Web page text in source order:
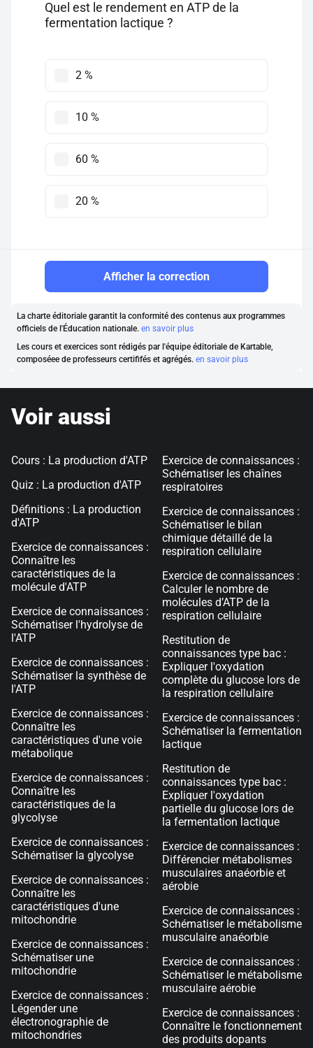
Quel est le rendement en ATP de la
fermentation lactique ?
2 %
10 %
60 %
20 %
Afficher la correction
La charte éditoriale garantit la conformité des contenus aux programmes
officiels de l'Éducation nationale. en savoir plus
Les cours et exercices sont rédigés par l'équipe éditoriale de Kartable,
composéee de professeurs certififés et agrégés. en savoir plus
Voir aussi
Cours : La production d'ATP
Quiz : La production d'ATP
Définitions : La production
d'ATP
Exercice de connaissances :
Connaître les
caractéristiques de la
molécule d'ATP
Exercice de connaissances :
Schématiser l'hydrolyse de
l'ATP
Exercice de connaissances :
Schématiser la synthèse de
l'ATP
Exercice de connaissances :
Connaître les
caractéristiques d'une voie
métabolique
Exercice de connaissances :
Connaître les
caractéristiques de la
glycolyse
Exercice de connaissances :
Schématiser la glycolyse
Exercice de connaissances :
Connaître les
caractéristiques d'une
mitochondrie
Exercice de connaissances :
Schématiser une
mitochondrie
Exercice de connaissances :
Légender une
électronographie de
mitochondries
Exercice de connaissances :
Schématiser les chaînes
respiratoires
Exercice de connaissances :
Schématiser le bilan
chimique détaillé de la
respiration cellulaire
Exercice de connaissances :
Calculer le nombre de
molécules d’ATP de la
respiration cellulaire
Restitution de
connaissances type bac :
Expliquer l'oxydation
complète du glucose lors de
la respiration cellulaire
Exercice de connaissances :
Schématiser la fermentation
lactique
Restitution de
connaissances type bac :
Expliquer l'oxydation
partielle du glucose lors de
la fermentation lactique
Exercice de connaissances :
Différencier métabolismes
musculaires anaéorbie et
aérobie
Exercice de connaissances :
Schématiser le métabolisme
musculaire anaéorbie
Exercice de connaissances :
Schématiser le métabolisme
musculaire aérobie
Exercice de connaissances :
Connaître le fonctionnement
des produits dopants